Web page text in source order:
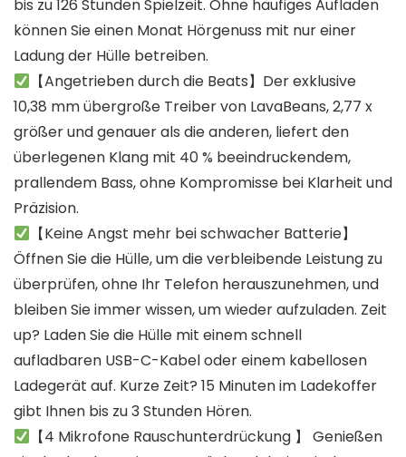
bis zu 126 Stunden Spielzeit. Ohne häufiges Aufladen
können Sie einen Monat Hörgenuss mit nur einer
Ladung der Hülle betreiben.
【Angetrieben durch die Beats】Der exklusive
10,38 mm übergroße Treiber von LavaBeans, 2,77 x
größer und genauer als die anderen, liefert den
überlegenen Klang mit 40 % beeindruckendem,
prallendem Bass, ohne Kompromisse bei Klarheit und
Präzision.
【Keine Angst mehr bei schwacher Batterie】
Öffnen Sie die Hülle, um die verbleibende Leistung zu
überprüfen, ohne Ihr Telefon herauszunehmen, und
bleiben Sie immer wissen, um wieder aufzuladen. Zeit
up? Laden Sie die Hülle mit einem schnell
aufladbaren USB-C-Kabel oder einem kabellosen
Ladegerät auf. Kurze Zeit? 15 Minuten im Ladekoffer
gibt Ihnen bis zu 3 Stunden Hören.
【4 Mikrofone Rauschunterdrückung 】 Genießen